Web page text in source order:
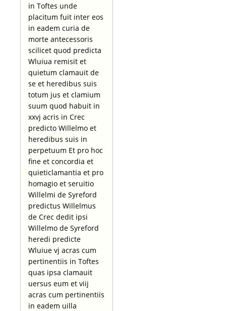
in Toftes unde
placitum fuit inter eos
in eadem curia de
morte antecessoris
scilicet quod predicta
Wluiua remisit et
quietum clamauit de
se et heredibus suis
totum jus et clamium
suum quod habuit in
xxvj acris in Crec
predicto Willelmo et
heredibus suis in
perpetuum Et pro hoc
fine et concordia et
quieticlamantia et pro
homagio et seruitio
Willelmi de Syreford
predictus Willelmus
de Crec dedit ipsi
Willelmo de Syreford
heredi predicte
Wluiue vj acras cum
pertinentiis in Toftes
quas ipsa clamauit
uersus eum et viij
acras cum pertinentiis
in eadem uilla